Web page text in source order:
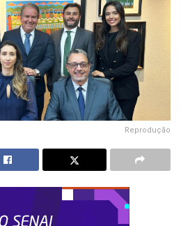
Reprodução